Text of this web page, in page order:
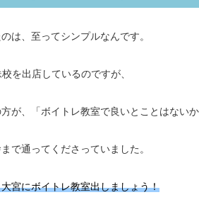
は、至ってシンプルなんです。
を出店しているのですが、
が、「ボイトレ教室で良いとことはないか
で通ってくださっていました。
宮にボイトレ教室出しましょう！